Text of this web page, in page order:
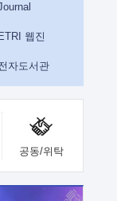
ETRI 웹진
자도서관
공동/위탁